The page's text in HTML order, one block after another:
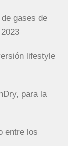
gases de
lifestyle
para la
entre los